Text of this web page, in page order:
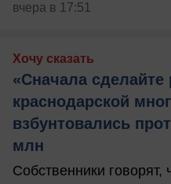
вчера в 17:51
Хочу сказать
«Сначала
краснодарской
взбунтовались
млн
Собственники говорят,